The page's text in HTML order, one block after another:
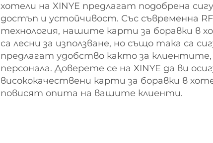
хотели на XINYE предлагат подобрена
достъп и устойчивост. Със съвременна
технология, нашите карти за боравки в
са лесни за използване, но също така са
предлагат удобство както за клиентите,
персонала. Доверете се на XINYE да ви
висококачествени карти за боравки в
повисят опита на вашите клиенти.